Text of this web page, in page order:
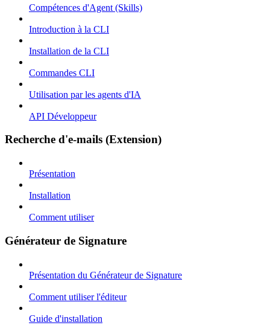
Compétences d'Agent (Skills)
Introduction à la CLI
Installation de la CLI
Commandes CLI
Utilisation par les agents d'IA
API Développeur
Recherche d'e-mails (Extension)
Présentation
Installation
Comment utiliser
Générateur de Signature
Présentation du Générateur de Signature
Comment utiliser l'éditeur
Guide d'installation